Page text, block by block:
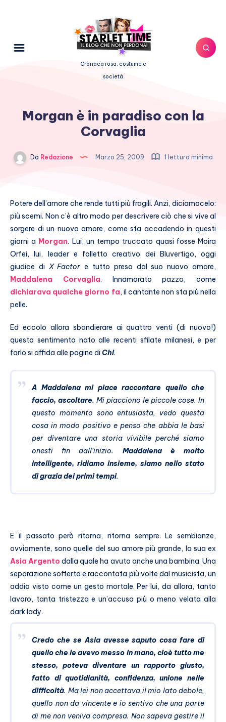
Cronaca rosa, costume e
società
Morgan è in paradiso con la
Corvaglia
Da Redazione Marzo 25, 2009 1 lettura minima
Potere dell’amore che rende tutti più fragili. Anzi, diciamocelo:
più scemi. Non c’è altro modo per descrivere ciò che si vive al
sorgere di un nuovo amore, come sta accadendo in questi
giorni a Morgan. Lui, un tempo truccato quasi fosse Moira
Orfei, lui, leader e folletto creativo dei Bluvertigo, oggi
giudice di X Factor e tutto preso dal suo nuovo amore,
Maddalena Corvaglia. Innamorato pazzo, come
dichiarava qualche giorno fa, il cantante non sta più nella
pelle.
Ed eccolo allora sbandierare ai quattro venti (di nuovo!)
questo sentimento nato alle recenti sfilate milanesi, e per
farlo si affida alle pagine diChi.
A Maddalena mi piace raccontare quello che
faccio, ascoltare. Mi piacciono le piccole cose. In
questo momento sono entusiasta, vedo questa
cosa in modo positivo e penso che abbia le basi
per diventare una storia vivibile perché siamo
onesti fin dall’inizio. Maddalena è molto
intelligente, ridiamo insieme, siamo nello stato
di grazia dei primi tempi.
E il passato però ritorna, ritorna sempre. Le sembianze,
ovviamente, sono quelle del suo amore più grande, la sua ex
Asia Argento dalla quale ha avuto anche una bambina. Una
separazione sofferta e raccontata più volte dal musicista, un
addio visto come un gesto mortale. Per lui, da allora, tanto
lavoro, tanta tristezza e un’accusa più o meno velata alla
dark lady.
Credo che se Asia avesse saputo cosa fare di
quello che le avevo messo in mano, cioè tutto me
stesso, poteva diventare un rapporto giusto,
fatto di quotidianità, confidenza, unione nelle
difficoltà. Ma lei non accettava il mio lato debole,
quello non da vincente e io sentivo che una parte
di me non veniva compresa. Non sapeva gestire il